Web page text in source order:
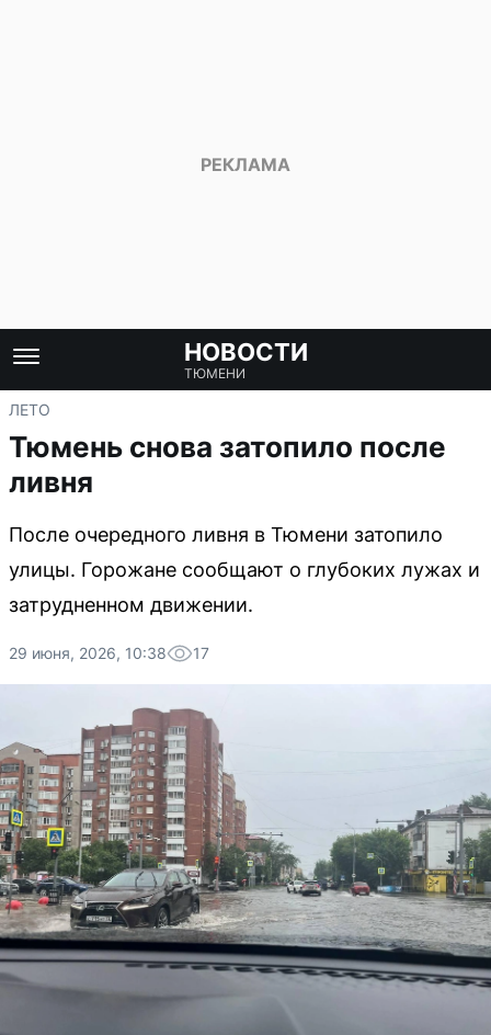
НОВОСТИ
ТЮМЕНИ
ЛЕТО
Тюмень снова затопило после
ливня
После очередного ливня в Тюмени затопило
улицы. Горожане сообщают о глубоких лужах и
затрудненном движении.
29 июня, 2026, 10:38 17